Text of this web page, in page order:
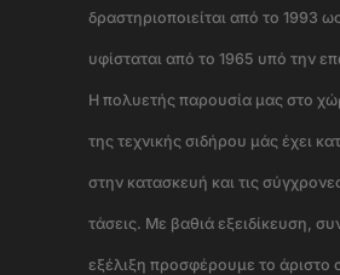
δραστηριοποιείται από το 1993
υφίσταται από το 1965 υπό την
Η πολυετής παρουσία μας στο
της τεχνικής σιδήρου μάς έχει
στην κατασκευή και τις
τάσεις. Με βαθιά εξειδίκευση,
εξέλιξη προσφέρουμε το άριστο